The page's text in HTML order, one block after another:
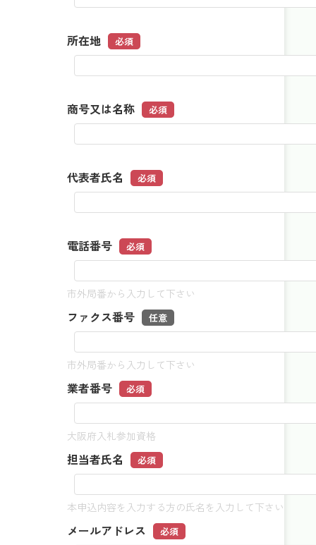
所在地 必須
商号又は名称 必須
代表者氏名 必須
電話番号 必須
市外局番から入力して下さい
ファクス番号 任意
市外局番から入力して下さい
業者番号 必須
大阪府入札参加資格
担当者氏名 必須
本申込内容を入力する方の氏名を入力して下さい
メールアドレス 必須